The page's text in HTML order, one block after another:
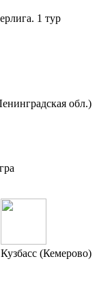
1 тур
обл.)
Кузбасс (Кемерово)